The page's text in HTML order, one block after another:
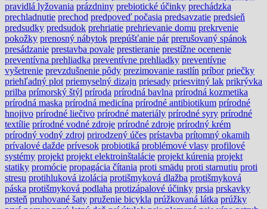
pravidlá lyžovania prázdniny prebiotické účinky prechádzka
prechladnutie prechod predpoveď počasia predsavzatie predsieň
predsudky predsudok prehriatie prehrievanie domu prekrvenie
pokožky prenosný nábytok prepúšťanie pár prerušovaný spánok
presádzanie prestavba povale prestieranie prestížne ocenenie
preventívna prehliadka preventívne prehliadky preventívne
vyšetrenie prevzdušnenie pôdy prezimovanie rastlín príbor priečky
priehľadný plot priemyselný dizajn priesady priesvitný lak prikrývka
prilba prímorský štýl príroda prírodná bavlna prírodná kozmetika
prírodná maska prírodná medicína prírodné antibiotikum prírodné
hnojivo prírodné liečivo prírodné materiály prírodné syry prírodné
textílie prírodné vodné zdroje prírodné zdroje prírodný krém
prírodný vodný zdroj prirodzený účes prístavba prítomný okamih
prívalové dažde prívesok probiotiká problémové vlasy profilové
systémy projekt projekt elektroinštalácie projekt kúrenia projekt
statiky promócie propagácia čítania proti smädu proti starnutiu proti
stresu protihluková izolácia protišmyková dlažba protišmyková
páska protišmyková podlaha protizápalové účinky prsia prskavky
prsteň pruhované šaty pruženie bicykla prúžkovaná látka prúžky